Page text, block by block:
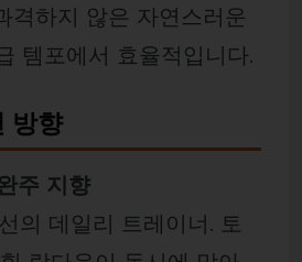
격하지 않은 자연스러운
템포에서 효율적입니다.
방향
주 지향
의 데일리 트레이너. 토